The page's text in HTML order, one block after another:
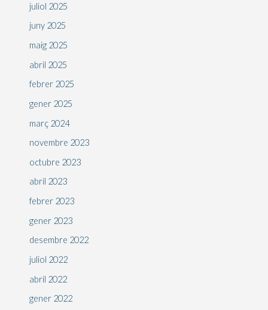
juliol 2025
juny 2025
maig 2025
abril 2025
febrer 2025
gener 2025
març 2024
novembre 2023
octubre 2023
abril 2023
febrer 2023
gener 2023
desembre 2022
juliol 2022
abril 2022
gener 2022